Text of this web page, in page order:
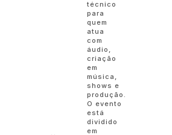
técnico
para
quem
atua
com
áudio,
criação
em
música,
shows e
produção.
O evento
está
dividido
em